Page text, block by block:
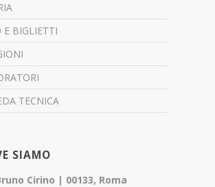
E BIGLIETTI
TECNICA
SIAMO
Cirino | 00133, Roma